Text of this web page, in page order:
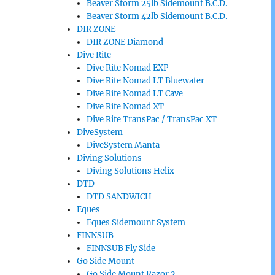
Beaver Storm 25lb Sidemount B.C.D.
Beaver Storm 42lb Sidemount B.C.D.
DIR ZONE
DIR ZONE Diamond
Dive Rite
Dive Rite Nomad EXP
Dive Rite Nomad LT Bluewater
Dive Rite Nomad LT Cave
Dive Rite Nomad XT
Dive Rite TransPac / TransPac XT
DiveSystem
DiveSystem Manta
Diving Solutions
Diving Solutions Helix
DTD
DTD SANDWICH
Eques
Eques Sidemount System
FINNSUB
FINNSUB Fly Side
Go Side Mount